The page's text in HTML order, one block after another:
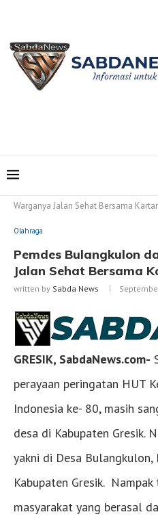
Warganya Jalan Sehat Bersama
Olahraga
Pemdes Bulangkulon
Jalan Sehat Bersama
written by Sabda News
GRESIK, SabdaNews.com-
perayaan peringatan HUT
Indonesia ke- 80, masih
desa di Kabupaten Gresik.
yakni di Desa Bulangkulon,
Kabupaten Gresik.
masyarakat yang berasal